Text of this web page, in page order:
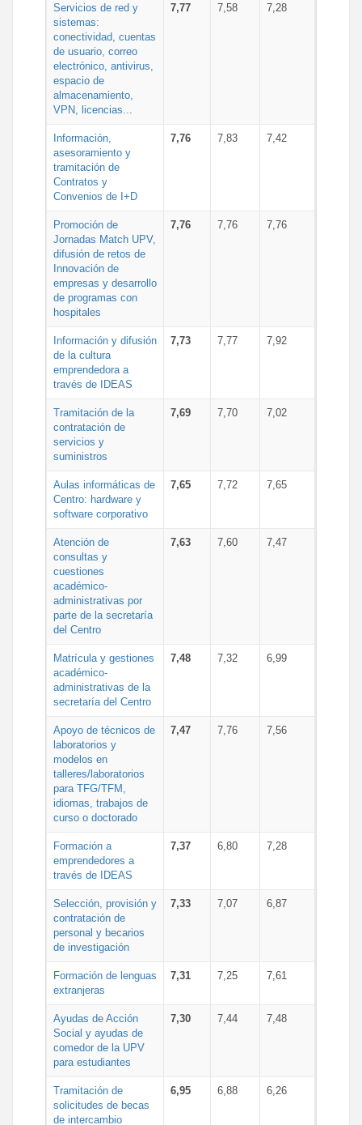
Servicios de red y
sistemas:
conectividad, cuentas
de usuario, correo
electrónico, antivirus,
espacio de
almacenamiento,
VPN, licencias...
7,77 7,58 7,28
Información,
asesoramiento y
tramitación de
Contratos y
Convenios de I+D
7,76 7,83 7,42
Promoción de
Jornadas Match UPV,
difusión de retos de
Innovación de
empresas y desarrollo
de programas con
hospitales
7,76 7,76 7,76
Información y difusión
de la cultura
emprendedora a
través de IDEAS
7,73 7,77 7,92
Tramitación de la
contratación de
servicios y
suministros
7,69 7,70 7,02
Aulas informáticas de
Centro: hardware y
software corporativo
7,65 7,72 7,65
Atención de
consultas y
cuestiones
académico-
administrativas por
parte de la secretaría
del Centro
7,63 7,60 7,47
Matrícula y gestiones
académico-
administrativas de la
secretaría del Centro
7,48 7,32 6,99
Apoyo de técnicos de
laboratorios y
modelos en
talleres/laboratorios
para TFG/TFM,
idiomas, trabajos de
curso o doctorado
7,47 7,76 7,56
Formación a
emprendedores a
través de IDEAS
7,37 6,80 7,28
Selección, provisión y
contratación de
personal y becarios
de investigación
7,33 7,07 6,87
Formación de lenguas
extranjeras
7,31 7,25 7,61
Ayudas de Acción
Social y ayudas de
comedor de la UPV
para estudiantes
7,30 7,44 7,48
Tramitación de
solicitudes de becas
de intercambio
6,95 6,88 6,26